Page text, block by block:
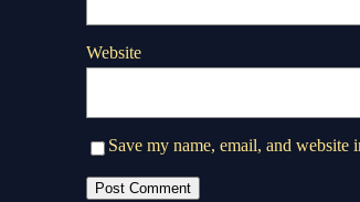
Website
Save my name, email, and